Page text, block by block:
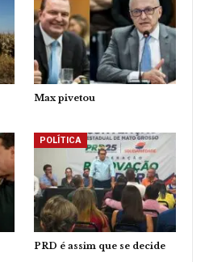
Max pivetou
POLÍTICA
PRD é assim que se decide